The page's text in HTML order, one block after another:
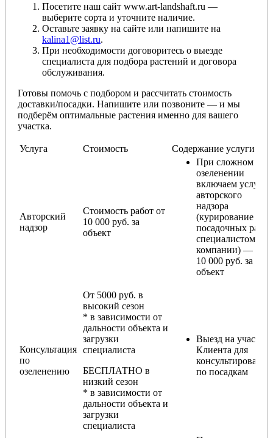
Посетите наш сайт www.art-landshaft.ru —
выберите сорта и уточните наличие.
Оставьте заявку на сайте или напишите на
kalina1@list.ru.
При необходимости договоритесь о выезде
специалиста для подбора растений и договора
обслуживания.
Готовы помочь с подбором и рассчитать стоимость
доставки/посадки. Напишите или позвоните — и мы
подберём оптимальные растения именно для вашего
участка.
Услуга Стоимость Содержание услуги
Авторский
надзор
Стоимость работ от
10 000 руб. за
объект
При сложном
озеленении
включаем услугу
авторского
надзора
(курирование
посадочных работ
специалистом
компании) — от
10 000 руб. за
объект
Консультация
по
озеленению
От 5000 руб. в
высокий сезон
* в зависимости от
дальности объекта и
загрузки
специалиста
БЕСПЛАТНО в
низкий сезон
* в зависимости от
дальности объекта и
загрузки
специалиста
Выезд на участок
Клиента для
консультирования
по посадкам